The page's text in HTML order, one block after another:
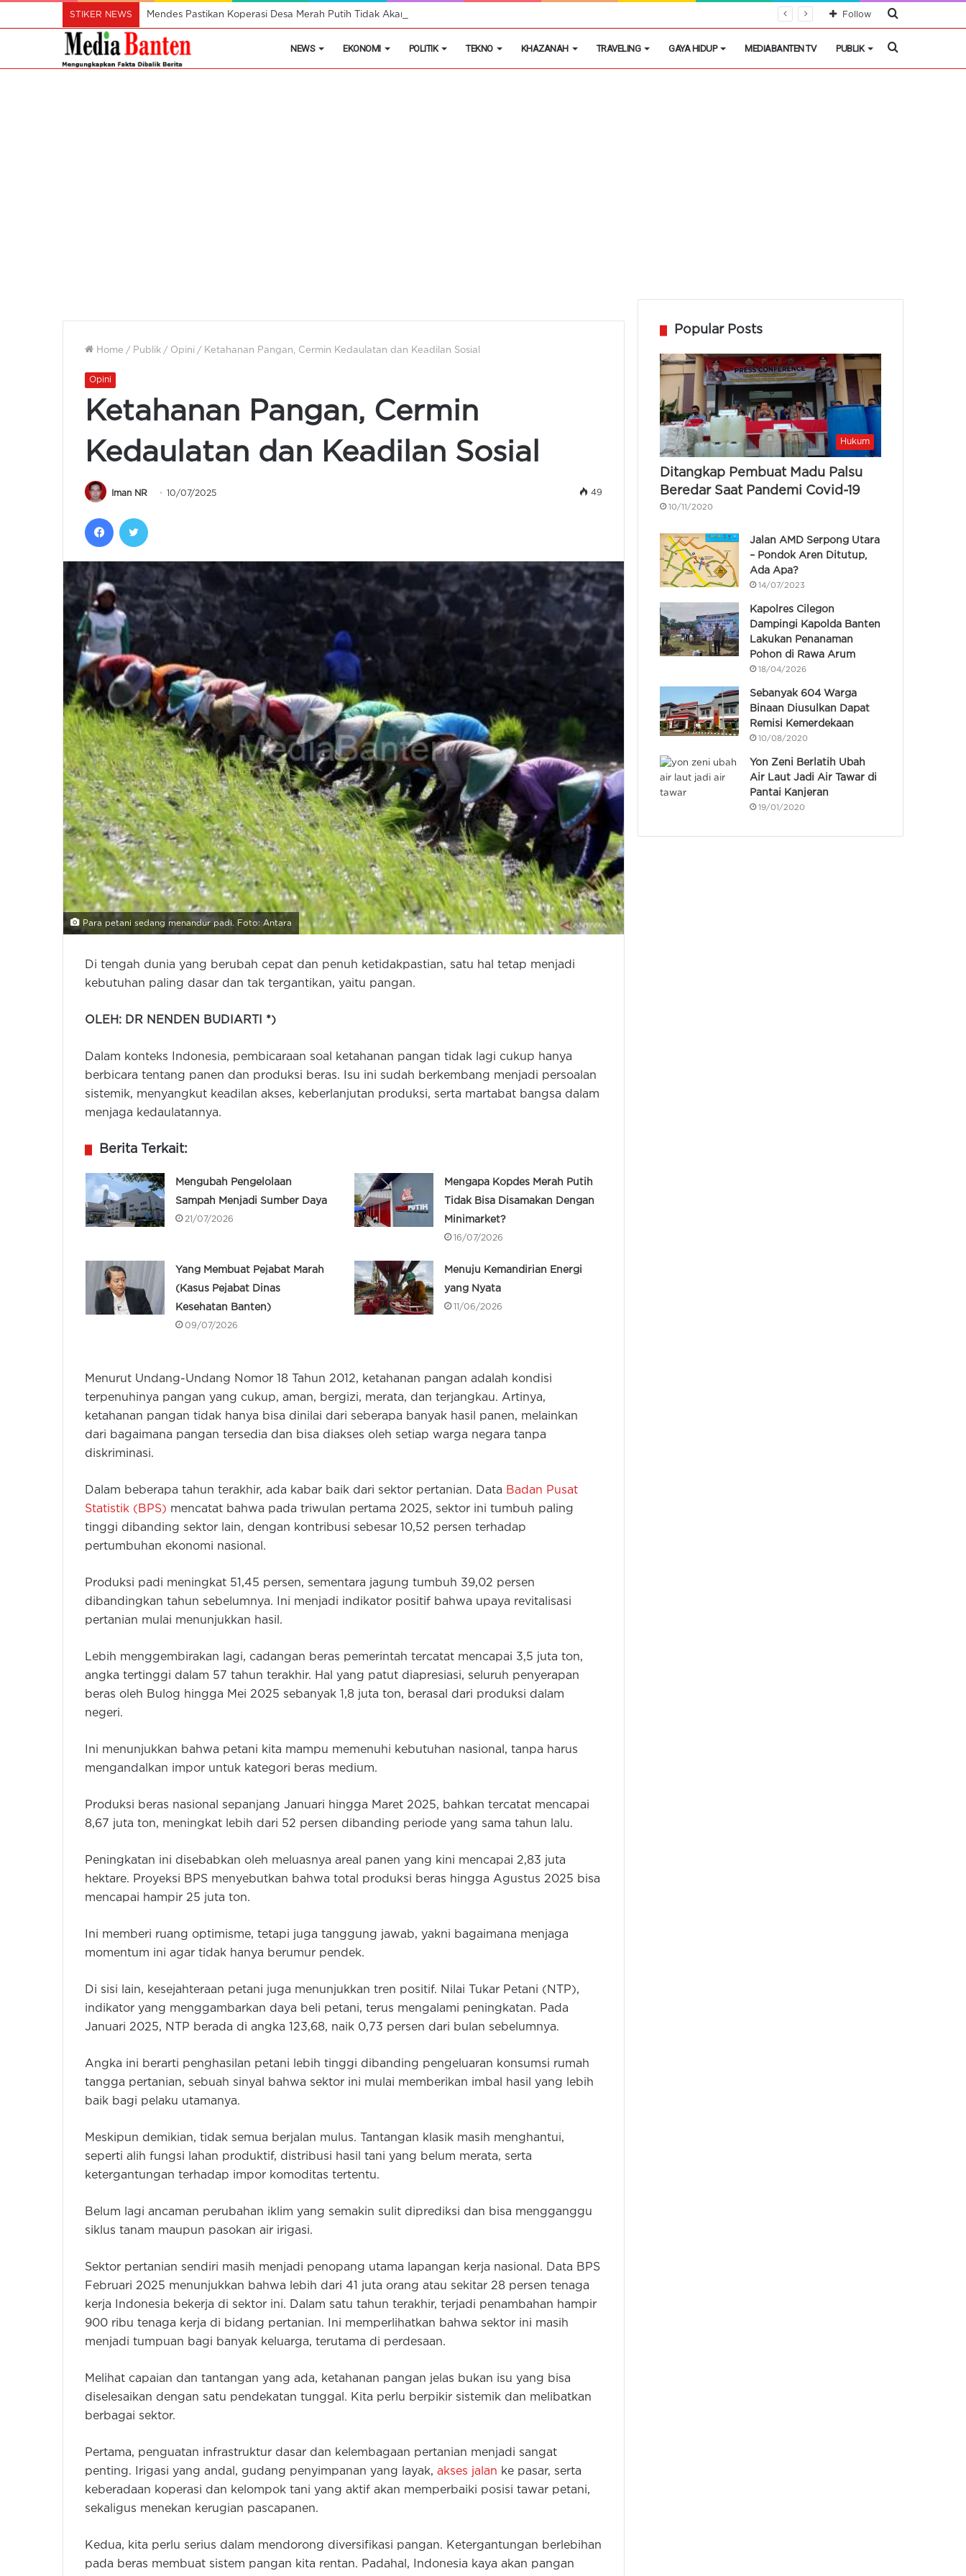
STIKER NEWS Mendes Pastikan Koperasi Desa Merah Putih Tidak Akan Menutup Warung Kelontongan di Desa Cari
Follow
NEWS EKONOMI POLITIK TEKNO KHAZANAH TRAVELING GAYA HIDUP MEDIABANTEN TV PUBLIK Cari
Home / Publik / Opini / Ketahanan Pangan, Cermin Kedaulatan dan Keadilan Sosial
Opini
Ketahanan Pangan, Cermin
Kedaulatan dan Keadilan Sosial
Iman NR 10/07/2025 49
Facebook
Para petani sedang menandur padi. Foto: Antara
Di tengah dunia yang berubah cepat dan penuh ketidakpastian, satu hal tetap menjadi
kebutuhan paling dasar dan tak tergantikan, yaitu pangan.
OLEH: DR NENDEN BUDIARTI *)
Dalam konteks Indonesia, pembicaraan soal ketahanan pangan tidak lagi cukup hanya
berbicara tentang panen dan produksi beras. Isu ini sudah berkembang menjadi persoalan
sistemik, menyangkut keadilan akses, keberlanjutan produksi, serta martabat bangsa dalam
menjaga kedaulatannya.
Berita Terkait:
Mengubah Pengelolaan
Sampah Menjadi Sumber Daya
21/07/2026
Mengapa Kopdes Merah Putih
Tidak Bisa Disamakan Dengan
Minimarket?
16/07/2026
Yang Membuat Pejabat Marah
(Kasus Pejabat Dinas
Kesehatan Banten)
09/07/2026
Menuju Kemandirian Energi
yang Nyata
11/06/2026
Menurut Undang-Undang Nomor 18 Tahun 2012, ketahanan pangan adalah kondisi
terpenuhinya pangan yang cukup, aman, bergizi, merata, dan terjangkau. Artinya,
ketahanan pangan tidak hanya bisa dinilai dari seberapa banyak hasil panen, melainkan
dari bagaimana pangan tersedia dan bisa diakses oleh setiap warga negara tanpa
diskriminasi.
Dalam beberapa tahun terakhir, ada kabar baik dari sektor pertanian. Data Badan Pusat
Statistik (BPS) mencatat bahwa pada triwulan pertama 2025, sektor ini tumbuh paling
tinggi dibanding sektor lain, dengan kontribusi sebesar 10,52 persen terhadap
pertumbuhan ekonomi nasional.
Produksi padi meningkat 51,45 persen, sementara jagung tumbuh 39,02 persen
dibandingkan tahun sebelumnya. Ini menjadi indikator positif bahwa upaya revitalisasi
pertanian mulai menunjukkan hasil.
Lebih menggembirakan lagi, cadangan beras pemerintah tercatat mencapai 3,5 juta ton,
angka tertinggi dalam 57 tahun terakhir. Hal yang patut diapresiasi, seluruh penyerapan
beras oleh Bulog hingga Mei 2025 sebanyak 1,8 juta ton, berasal dari produksi dalam
negeri.
Ini menunjukkan bahwa petani kita mampu memenuhi kebutuhan nasional, tanpa harus
mengandalkan impor untuk kategori beras medium.
Produksi beras nasional sepanjang Januari hingga Maret 2025, bahkan tercatat mencapai
8,67 juta ton, meningkat lebih dari 52 persen dibanding periode yang sama tahun lalu.
Peningkatan ini disebabkan oleh meluasnya areal panen yang kini mencapai 2,83 juta
hektare. Proyeksi BPS menyebutkan bahwa total produksi beras hingga Agustus 2025 bisa
mencapai hampir 25 juta ton.
Ini memberi ruang optimisme, tetapi juga tanggung jawab, yakni bagaimana menjaga
momentum ini agar tidak hanya berumur pendek.
Di sisi lain, kesejahteraan petani juga menunjukkan tren positif. Nilai Tukar Petani (NTP),
indikator yang menggambarkan daya beli petani, terus mengalami peningkatan. Pada
Januari 2025, NTP berada di angka 123,68, naik 0,73 persen dari bulan sebelumnya.
Angka ini berarti penghasilan petani lebih tinggi dibanding pengeluaran konsumsi rumah
tangga pertanian, sebuah sinyal bahwa sektor ini mulai memberikan imbal hasil yang lebih
baik bagi pelaku utamanya.
Meskipun demikian, tidak semua berjalan mulus. Tantangan klasik masih menghantui,
seperti alih fungsi lahan produktif, distribusi hasil tani yang belum merata, serta
ketergantungan terhadap impor komoditas tertentu.
Belum lagi ancaman perubahan iklim yang semakin sulit diprediksi dan bisa mengganggu
siklus tanam maupun pasokan air irigasi.
Sektor pertanian sendiri masih menjadi penopang utama lapangan kerja nasional. Data BPS
Februari 2025 menunjukkan bahwa lebih dari 41 juta orang atau sekitar 28 persen tenaga
kerja Indonesia bekerja di sektor ini. Dalam satu tahun terakhir, terjadi penambahan hampir
900 ribu tenaga kerja di bidang pertanian. Ini memperlihatkan bahwa sektor ini masih
menjadi tumpuan bagi banyak keluarga, terutama di perdesaan.
Melihat capaian dan tantangan yang ada, ketahanan pangan jelas bukan isu yang bisa
diselesaikan dengan satu pendekatan tunggal. Kita perlu berpikir sistemik dan melibatkan
berbagai sektor.
Pertama, penguatan infrastruktur dasar dan kelembagaan pertanian menjadi sangat
penting. Irigasi yang andal, gudang penyimpanan yang layak, akses jalan ke pasar, serta
keberadaan koperasi dan kelompok tani yang aktif akan memperbaiki posisi tawar petani,
sekaligus menekan kerugian pascapanen.
Kedua, kita perlu serius dalam mendorong diversifikasi pangan. Ketergantungan berlebihan
pada beras membuat sistem pangan kita rentan. Padahal, Indonesia kaya akan pangan
Popular Posts
Hukum
Ditangkap Pembuat Madu Palsu
Beredar Saat Pandemi Covid-19
10/11/2020
Jalan AMD Serpong Utara
– Pondok Aren Ditutup,
Ada Apa?
14/07/2023
Kapolres Cilegon
Dampingi Kapolda Banten
Lakukan Penanaman
Pohon di Rawa Arum
18/04/2026
Sebanyak 604 Warga
Binaan Diusulkan Dapat
Remisi Kemerdekaan
10/08/2020
Yon Zeni Berlatih Ubah
Air Laut Jadi Air Tawar di
Pantai Kanjeran
19/01/2020